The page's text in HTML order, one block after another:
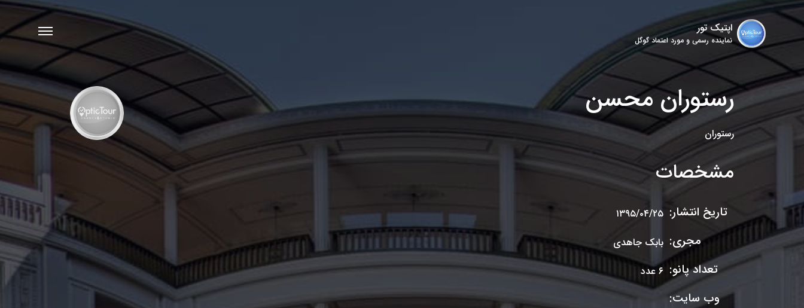
اپتیک تور
نماینده رسمی و مورد اعتماد گوگل
رستوران محسن
رستوران
مشخصات
تاریخ انتشار: ۱۳۹۵/۰۴/۲۵
مجری: بابک جاهدی
تعداد پانو: ۶ عدد
وب سایت: